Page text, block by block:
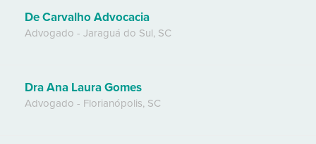
De Carvalho Advocacia
Advogado - Jaraguá do Sul, SC
Dra Ana Laura Gomes
Advogado - Florianópolis, SC